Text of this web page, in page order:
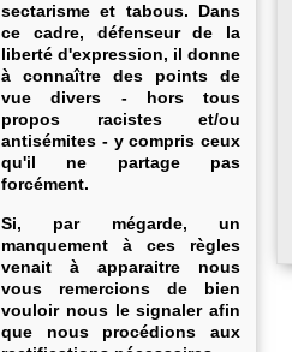
sectarisme et tabous. Dans
ce cadre, défenseur de la
liberté d'expression, il donne
à connaître des points de
vue divers - hors tous
propos racistes et/ou
antisémites - y compris ceux
qu'il ne partage pas
forcément.
Si, par mégarde, un
manquement à ces règles
venait à apparaitre nous
vous remercions de bien
vouloir nous le signaler afin
que nous procédions aux